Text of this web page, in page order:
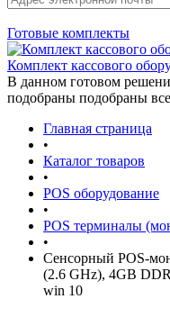
Готовые комплекты
Комплект кассового
В данном готовом
подобраны подобраны
Главная страница
•
Каталог товаров
•
POS оборудование
•
POS терминалы
•
Cенсорный POS-
(2.6 GHz), 4GB
win 10